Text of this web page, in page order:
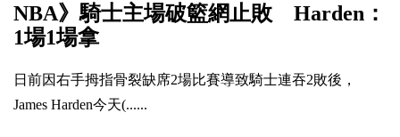
NBA》騎士主場破籃網止敗 Harden：
1場1場拿
日前因右手拇指骨裂缺席2場比賽導致騎士連吞2敗後，
James Harden今天(......